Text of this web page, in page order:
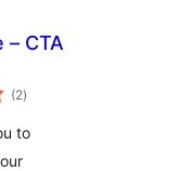
– CTA
(2puntuacions
totals
)
to